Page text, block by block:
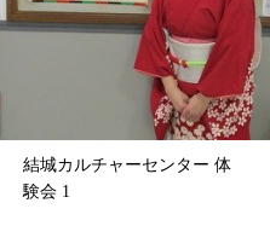
結城カルチャーセンター 体
験会 1